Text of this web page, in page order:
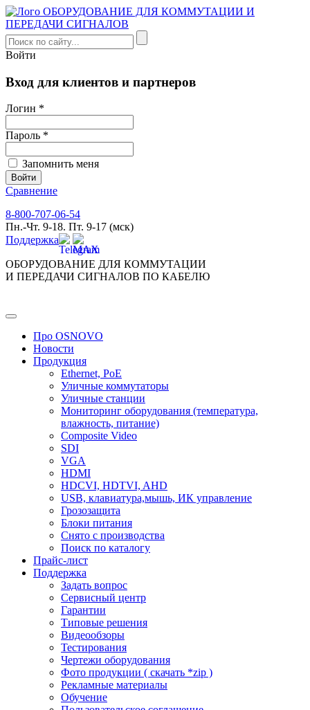
Войти
Вход для клиентов и партнеров
Логин *
Пароль *
Запомнить меня
Сравнение
8-800-707-06-54
Пн.-Чт. 9-18. Пт. 9-17 (мск)
Поддержка
ОБОРУДОВАНИЕ ДЛЯ КОММУТАЦИИ
И ПЕРЕДАЧИ СИГНАЛОВ ПО КАБЕЛЮ
Про OSNOVO
Новости
Продукция
Ethernet, PoE
Уличные коммутаторы
Уличные станции
Мониторинг оборудования (температура,
влажность, питание)
Composite Video
SDI
VGA
HDMI
HDCVI, HDTVI, AHD
USB, клавиатура,мышь, ИК управление
Грозозащита
Блоки питания
Снято с производства
Поиск по каталогу
Прайс-лист
Поддержка
Задать вопрос
Сервисный центр
Гарантии
Типовые решения
Видеообзоры
Тестирования
Чертежи оборудования
Фото продукции ( скачать *zip )
Рекламные материалы
Обучение